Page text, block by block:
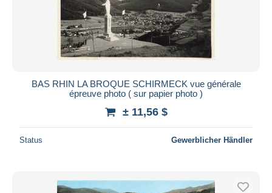
BAS RHIN LA BROQUE SCHIRMECK vue générale
épreuve photo ( sur papier photo )
± 11,56 $
Status Gewerblicher Händler